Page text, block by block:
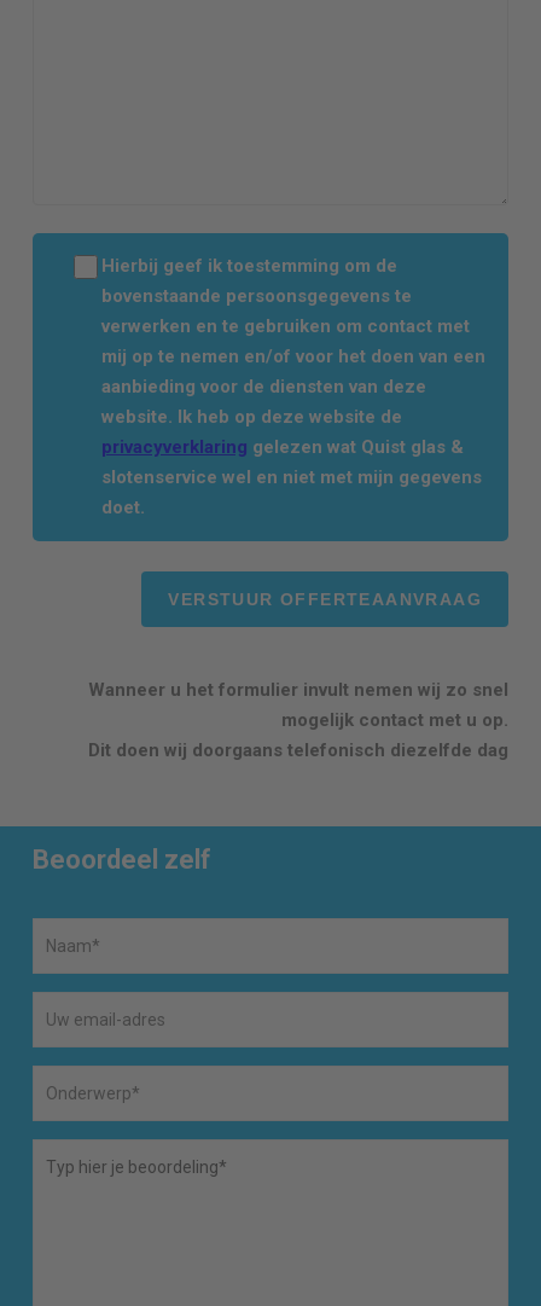
Hierbij geef ik toestemming om de
bovenstaande persoonsgegevens te
verwerken en te gebruiken om contact met
mij op te nemen en/of voor het doen van een
aanbieding voor de diensten van deze
website. Ik heb op deze website de
privacyverklaring gelezen wat Quist glas &
slotenservice wel en niet met mijn gegevens
doet.
Wanneer u het formulier invult nemen wij zo snel
mogelijk contact met u op.
Dit doen wij doorgaans telefonisch diezelfde dag
Beoordeel zelf